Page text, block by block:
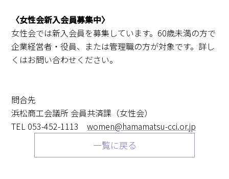
〈女性会新入会員募集中〉
女性会では新入会員を募集しています。60歳未満の方で
企業経営者・役員、または管理職の方が対象です。詳し
くはお問い合わせください。
問合先
浜松商工会議所 会員共済課（女性会）
TEL 053-452-1113women@hamamatsu-cci.or.jp
一覧に戻る